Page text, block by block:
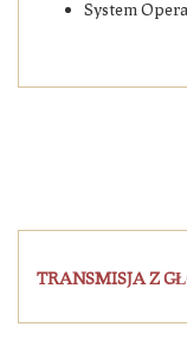
System
TRANSMISJA Z